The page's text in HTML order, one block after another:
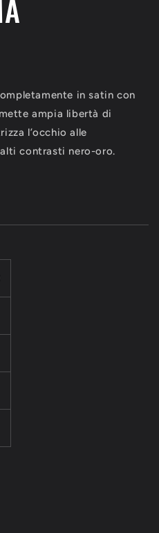
in satin con
ampia libertà di
l’occhio alle
contrasti nero-oro.